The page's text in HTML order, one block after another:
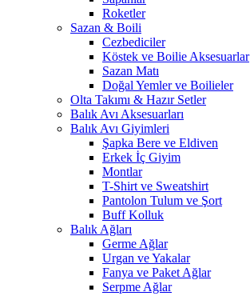
Roketler
Sazan & Boili
Cezbediciler
Köstek ve Boilie Aksesuarlar
Sazan Matı
Doğal Yemler ve Boilieler
Olta Takımı & Hazır Setler
Balık Avı Aksesuarları
Balık Avı Giyimleri
Şapka Bere ve Eldiven
Erkek İç Giyim
Montlar
T-Shirt ve Sweatshirt
Pantolon Tulum ve Şort
Buff Kolluk
Balık Ağları
Germe Ağlar
Urgan ve Yakalar
Fanya ve Paket Ağlar
Serpme Ağlar